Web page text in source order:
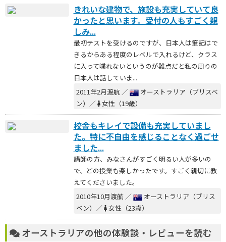
きれいな建物で、施設も充実していて良
かったと思います。受付の人もすごく親
しみ...
最初テストを受けるのですが、日本人は筆記はで
きるからある程度のレベルで入れるけど、クラス
に入って喋れないというのが難点だと私の周りの
日本人は話していま...
2011年2月渡航 ／
オーストラリア（ブリスベ
ン）／ 女性（19歳）
校舎もキレイで設備も充実していまし
た。特に不自由を感じることなく過ごせ
ました...
講師の方、みなさんがすごく明るい人が多いの
で、どの授業も楽しかったです。すごく親切に教
えてくださいました。
2010年10月渡航 ／
オーストラリア（ブリス
ベン）／ 女性（23歳）
オーストラリアの他の体験談・レビューを読む